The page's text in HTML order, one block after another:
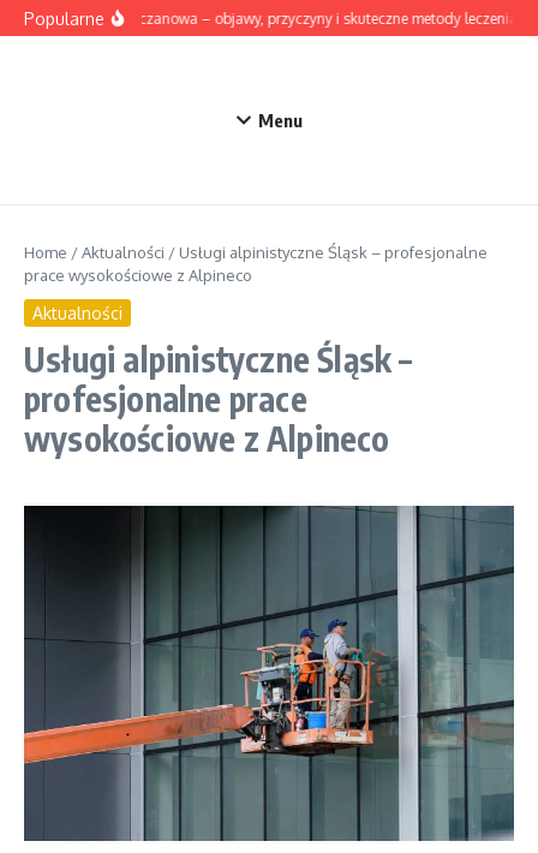
Przejdź do treści
PopularneDna moczanowa – objawy, przyczyny i skuteczne metody leczenia
Menu
Home /Aktualności / Usługi alpinistyczne Śląsk – profesjonalne
prace wysokościowe z Alpineco
Aktualności
Usługi alpinistyczne Śląsk –
profesjonalne prace
wysokościowe z Alpineco